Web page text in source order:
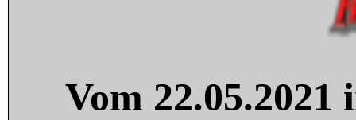
Vom